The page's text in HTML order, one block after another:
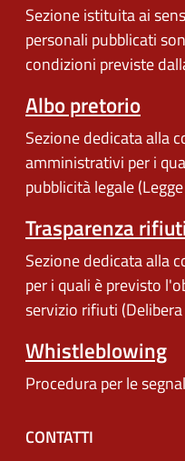
Sezione istituita ai
personali pubblicati
condizioni previste
Albo pretorio
Sezione dedicata alla
amministrativi per i
pubblicità legale
Trasparenza rifiuti
Sezione dedicata alla
per i quali è previsto
servizio rifiuti
Whistleblowing
Procedura per le
CONTATTI